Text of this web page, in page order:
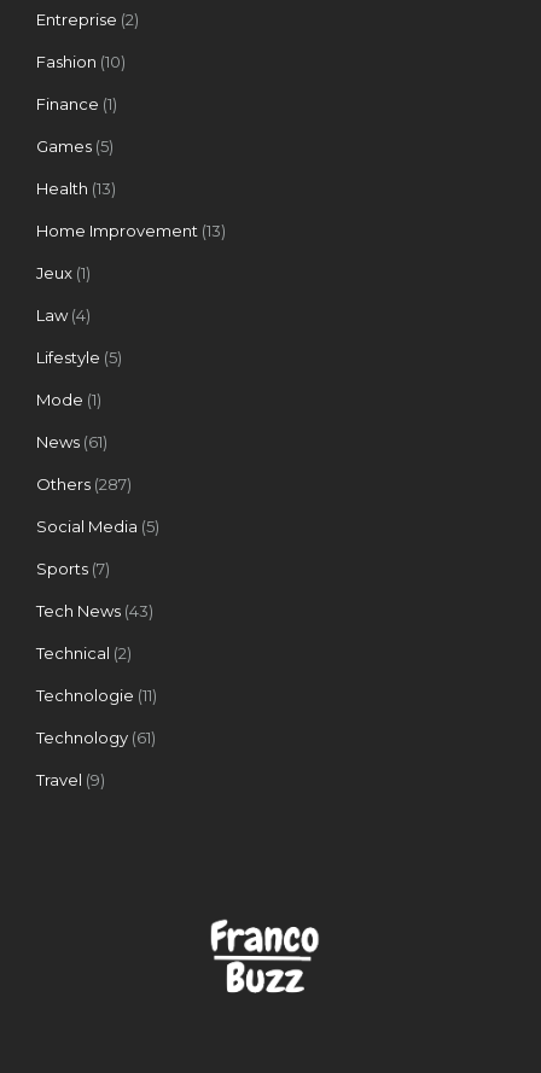
Entreprise (2)
Fashion (10)
Finance (1)
Games (5)
Health (13)
Home Improvement (13)
Jeux (1)
Law(4)
Lifestyle (5)
Mode (1)
News (61)
Others (287)
Social Media (5)
Sports (7)
Tech News (43)
Technical (2)
Technologie (11)
Technology (61)
Travel (9)